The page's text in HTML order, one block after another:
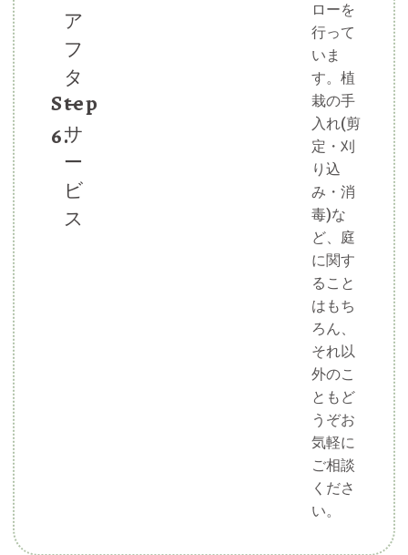
Step
6.
ア
フ
タ
ー
サ
ー
ビ
ス
ローを
行って
いま
す。植
栽の手
入れ(剪
定・刈
り込
み・消
毒)な
ど、庭
に関す
ること
はもち
ろん、
それ以
外のこ
ともど
うぞお
気軽に
ご相談
くださ
い。